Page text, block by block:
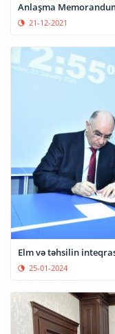
Anlaşma
21-12-2021
Elm və təhsilin
25-01-2024